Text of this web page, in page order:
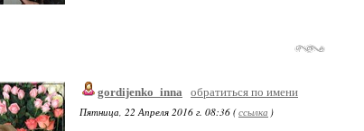
gordijenko_inna
обратиться по имени
Пятница, 22 Апреля 2016 г. 08:36 (ссылка )